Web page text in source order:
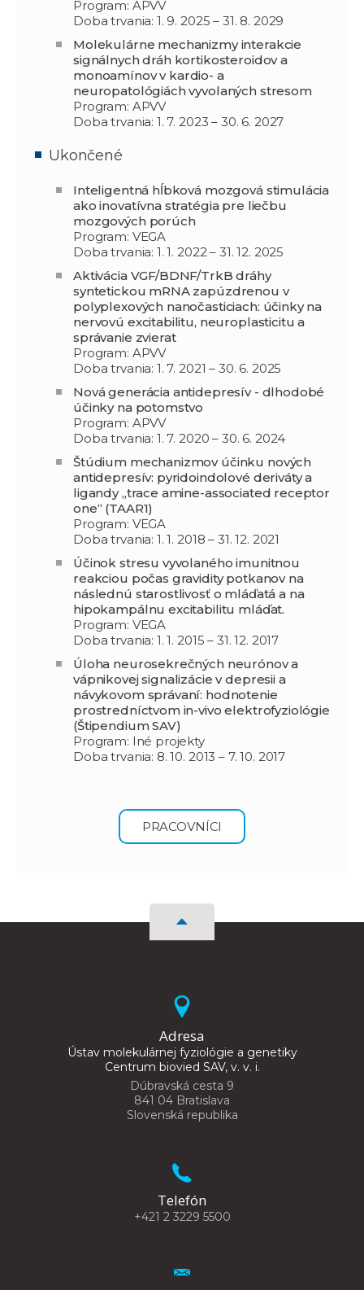
Program: APVV
Doba trvania: 1. 9. 2025 – 31. 8. 2029
Molekulárne mechanizmy interakcie
signálnych dráh kortikosteroidov a
monoamínov v kardio- a
neuropatológiách vyvolaných stresom
Program: APVV
Doba trvania: 1. 7. 2023 – 30. 6. 2027
Ukončené
Inteligentná hĺbková mozgová stimulácia
ako inovatívna stratégia pre liečbu
mozgových porúch
Program: VEGA
Doba trvania: 1. 1. 2022 – 31. 12. 2025
Aktivácia VGF/BDNF/TrkB dráhy
syntetickou mRNA zapúzdrenou v
polyplexových nanočasticiach: účinky na
nervovú excitabilitu, neuroplasticitu a
správanie zvierat
Program: APVV
Doba trvania: 1. 7. 2021 – 30. 6. 2025
Nová generácia antidepresív - dlhodobé
účinky na potomstvo
Program: APVV
Doba trvania: 1. 7. 2020 – 30. 6. 2024
Štúdium mechanizmov účinku nových
antidepresív: pyridoindolové deriváty a
ligandy „trace amine-associated receptor
one“ (TAAR1)
Program: VEGA
Doba trvania: 1. 1. 2018 – 31. 12. 2021
Účinok stresu vyvolaného imunitnou
reakciou počas gravidity potkanov na
následnú starostlivosť o mláďatá a na
hipokampálnu excitabilitu mláďat.
Program: VEGA
Doba trvania: 1. 1. 2015 – 31. 12. 2017
Úloha neurosekrečných neurónov a
vápnikovej signalizácie v depresii a
návykovom správaní: hodnotenie
prostredníctvom in-vivo elektrofyziológie
(Štipendium SAV)
Program: Iné projekty
Doba trvania: 8. 10. 2013 – 7. 10. 2017
PRACOVNÍCI
Adresa
Ústav molekulárnej fyziológie a genetiky
Centrum biovied SAV, v. v. i.
Dúbravská cesta 9
841 04 Bratislava
Slovenská republika
Telefón
+421 2 3229 5500